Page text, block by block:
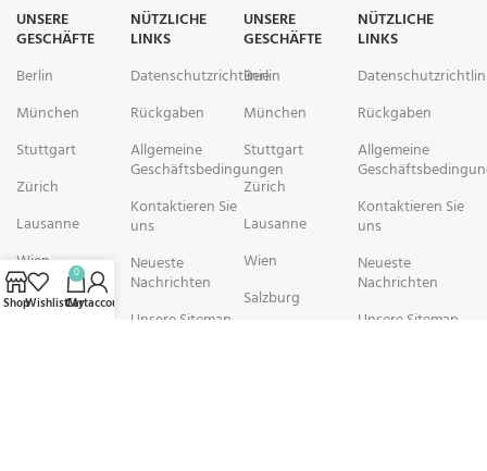
UNSERE
GESCHÄFTE
Berlin
München
Stuttgart
Zürich
Lausanne
Wien
Salzburg
NÜTZLICHE
LINKS
Datenschutzrichtlinie
Rückgaben
Allgemeine
Geschäftsbedingungen
Kontaktieren Sie
uns
Neueste
Nachrichten
Unsere Sitemap
UNSERE
GESCHÄFTE
Berlin
München
Stuttgart
Zürich
Lausanne
Wien
Salzburg
NÜTZLICHE
LINKS
Rückgaben
Allgemeine
Kontaktieren Sie
uns
Neueste
Nachrichten
Unsere Sitemap
ShopWishlist
0
Cart
My account